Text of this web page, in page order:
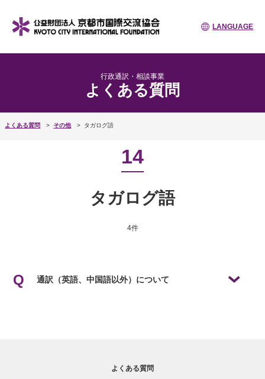
LANGUAGE
行政通訳・相談事業
よくある質問
よくある質問 その他 タガログ語
14
タガログ語
4件
通訳（英語、中国語以外）について
よくある質問